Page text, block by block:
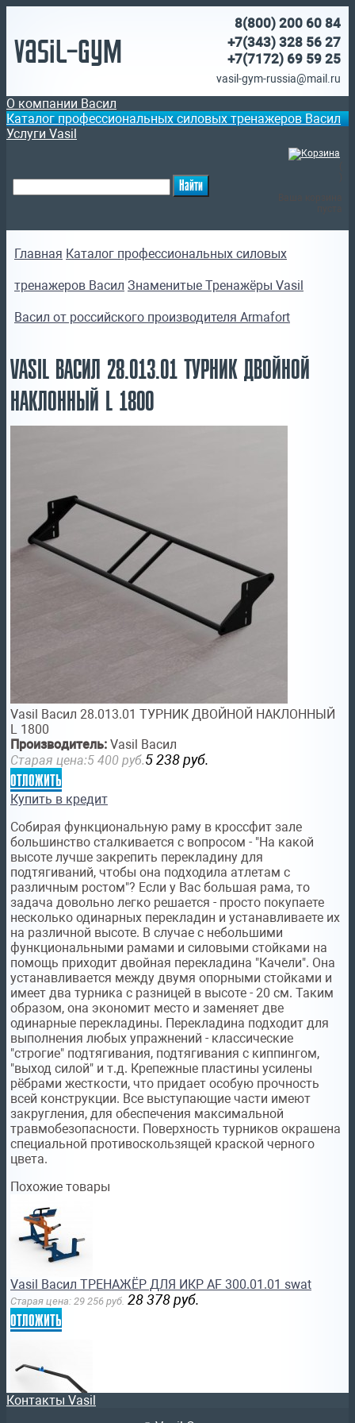
Vasil-Gym
8(800) 200 60 84
+7(343) 328 56 27
+7(7172) 69 59 25
vasil-gym-russia@mail.ru
О компании Васил
Каталог профессиональных силовых тренажеров Васил
Услуги Vasil
Главная Каталог профессиональных силовых
тренажеров Васил Знаменитые Тренажёры Vasil
Васил от российского производителя Armafort
VASIL ВАСИЛ 28.013.01 ТУРНИК ДВОЙНОЙ
НАКЛОННЫЙ L 1800
Vasil Васил 28.013.01 ТУРНИК ДВОЙНОЙ НАКЛОННЫЙ
L 1800
Производитель: Vasil Васил
Старая цена:5 400 руб.5 238 руб.
отложить
Купить в кредит
Собирая функциональную раму в кроссфит зале
большинство сталкивается с вопросом - "На какой
высоте лучше закрепить перекладину для
подтягиваний, чтобы она подходила атлетам с
различным ростом"? Если у Вас большая рама, то
задача довольно легко решается - просто покупаете
несколько одинарных перекладин и устанавливаете их
на различной высоте. В случае с небольшими
функциональными рамами и силовыми стойками на
помощь приходит двойная перекладина "Качели". Она
устанавливается между двумя опорными стойками и
имеет два турника с разницей в высоте - 20 см. Таким
образом, она экономит место и заменяет две
одинарные перекладины. Перекладина подходит для
выполнения любых упражнений - классические
"строгие" подтягивания, подтягивания с киппингом,
"выход силой" и т.д. Крепежные пластины усилены
рёбрами жесткости, что придает особую прочность
всей конструкции. Все выступающие части имеют
закругления, для обеспечения максимальной
травмобезопасности. Поверхность турников окрашена
специальной противоскользящей краской черного
цвета.
Похожие товары
Vasil Васил ТРЕНАЖЁР ДЛЯ ИКР AF 300.01.01 swat
Старая цена: 29 256 руб. 28 378 руб.
отложить
Контакты Vasil